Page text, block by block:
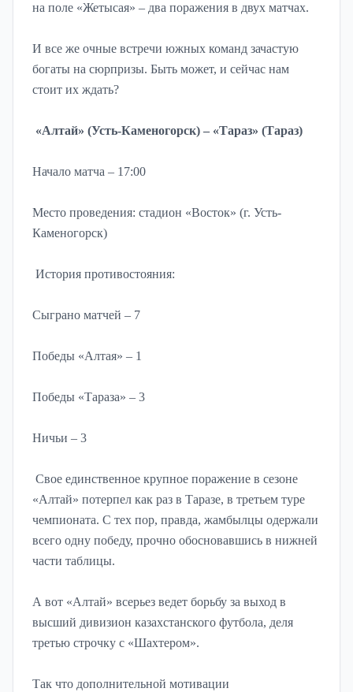
на поле «Жетысая» – два поражения в двух матчах.
И все же очные встречи южных команд зачастую
богаты на сюрпризы. Быть может, и сейчас нам
стоит их ждать?
«Алтай» (Усть-Каменогорск) – «Тараз» (Тараз)
Начало матча – 17:00
Место проведения: стадион «Восток» (г. Усть-
Каменогорск)
История противостояния:
Сыграно матчей – 7
Победы «Алтая» – 1
Победы «Тараза» – 3
Ничьи – 3
Свое единственное крупное поражение в сезоне
«Алтай» потерпел как раз в Таразе, в третьем туре
чемпионата. С тех пор, правда, жамбылцы одержали
всего одну победу, прочно обосновавшись в нижней
части таблицы.
А вот «Алтай» всерьез ведет борьбу за выход в
высший дивизион казахстанского футбола, деля
третью строчку с «Шахтером».
Так что дополнительной мотивации